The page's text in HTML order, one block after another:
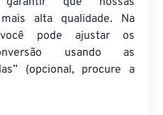
alta qualidade. Na
pode ajustar os
usando as
(opcional, procure a